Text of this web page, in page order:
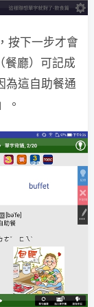
按下一步才會
餐廳）可記成
為這自助餐通
。